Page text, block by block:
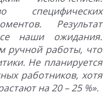
специфических
Результат
наши ожидания.
ручной работы, что
Не планируется
работников, хотя
на 20 – 25 %».